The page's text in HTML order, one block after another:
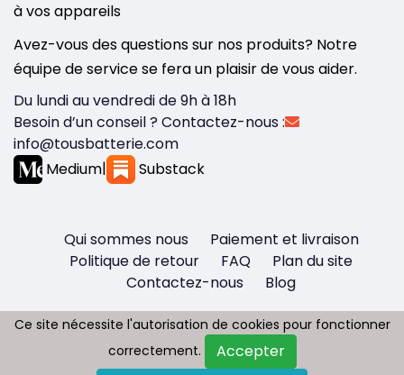
à vos appareils
Avez-vous des questions sur nos produits? Notre
équipe de service se fera un plaisir de vous aider.
Du lundi au vendredi de 9h à 18h
Besoin d’un conseil ? Contactez-nous :
info@tousbatterie.com
Medium| Substack
Qui sommes nous
Paiement et livraison
Politique de retour
FAQ
Plan du site
Contactez-nous
Blog
Copyright © 2026 - Tous droit réservés
Ce site nécessite l'autorisation de cookies pour fonctionner
correctement.
Accepter
Ce site nécessite l'autorisation de cookies pour fonctionner
correctement.
Accepter